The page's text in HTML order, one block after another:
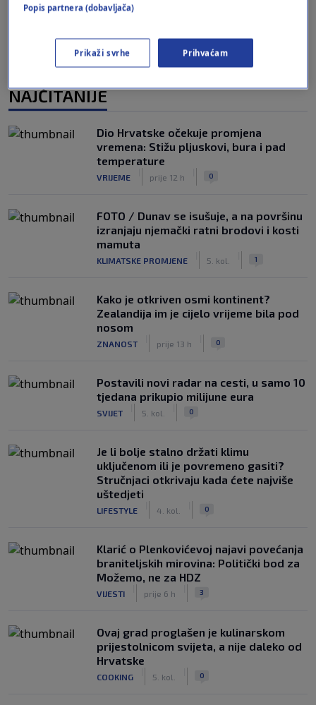
NAJČITANIJE
Dio Hrvatske očekuje promjena
vremena: Stižu pljuskovi, bura i pad
temperature
VRIJEME prije 12 h 0
FOTO / Dunav se isušuje, a na površinu
izranjaju njemački ratni brodovi i kosti
mamuta
KLIMATSKE PROMJENE 5. kol. 1
Kako je otkriven osmi kontinent?
Zealandija im je cijelo vrijeme bila pod
nosom
ZNANOST prije 13 h 0
Postavili novi radar na cesti, u samo 10
tjedana prikupio milijune eura
SVIJET 5. kol. 0
Je li bolje stalno držati klimu
uključenom ili je povremeno gasiti?
Stručnjaci otkrivaju kada ćete najviše
uštedjeti
LIFESTYLE 4. kol. 0
Klarić o Plenkovićevoj najavi povećanja
braniteljskih mirovina: Politički bod za
Možemo, ne za HDZ
VIJESTI prije 6 h 3
Ovaj grad proglašen je kulinarskom
prijestolnicom svijeta, a nije daleko od
Hrvatske
COOKING 5. kol. 0
Popis partnera (dobavljača)
Prikaži svrhe Prihvaćam